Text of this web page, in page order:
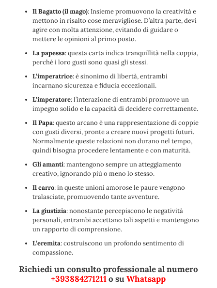
Il Bagatto (il mago): Insieme promuovono la creatività e
mettono in risalto cose meravigliose. D’altra parte, devi
agire con molta attenzione, evitando di guidare o
mettere le opinioni al primo posto.
La papessa: questa carta indica tranquillità nella coppia,
perché i loro gusti sono quasi gli stessi.
L’imperatrice: è sinonimo di libertà, entrambi
incarnano sicurezza e fiducia eccezionali.
L’imperatore: l’interazione di entrambi promuove un
impegno solido e la capacità di decidere correttamente.
Il Papa: questo arcano è una rappresentazione di coppie
con gusti diversi, pronte a creare nuovi progetti futuri.
Normalmente queste relazioni non durano nel tempo,
quindi bisogna procedere lentamente e con maturità.
Gli amanti: mantengono sempre un atteggiamento
creativo, ignorando più o meno lo stesso.
Il carro: in queste unioni amorose le paure vengono
tralasciate, promuovendo tante avventure.
La giustizia: nonostante percepiscono le negatività
personali, entrambi accettano tali aspetti e mantengono
un rapporto di comprensione.
L’eremita: costruiscono un profondo sentimento di
compassione.
Richiedi un consulto professionale al numero
+393884271211o suWhatsapp